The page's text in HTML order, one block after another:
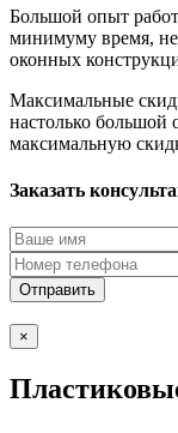
Большой опыт
минимуму время,
оконных
Максимальные
настолько большой
максимальную
Заказать
×